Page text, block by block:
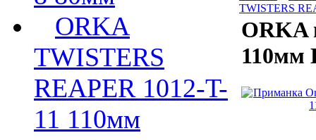
ORKA
TWISTERS
REAPER 1012-T-
11 110мм
TWISTERS
ORKA
110мм